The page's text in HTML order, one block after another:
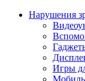
Нарушения
Игры